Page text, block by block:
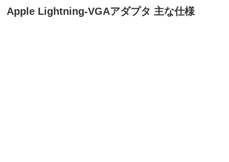
Apple Lightning-VGAアダプタ 主な仕様